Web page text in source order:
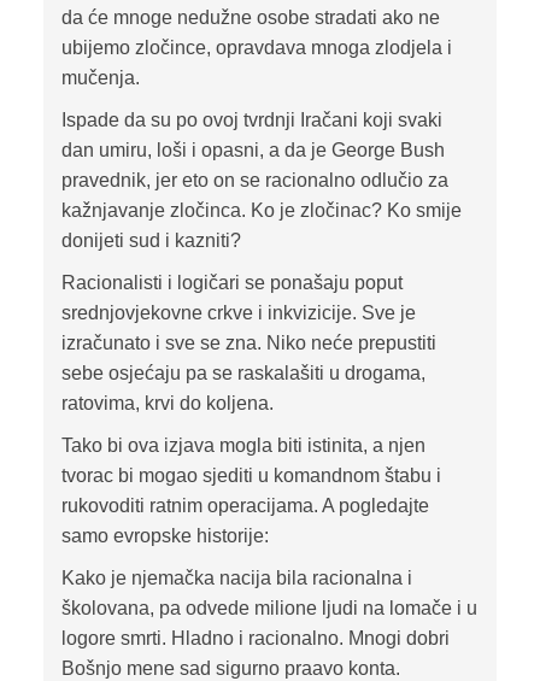
da će mnoge nedužne osobe stradati ako ne
ubijemo zločince, opravdava mnoga zlodjela i
mučenja.
Ispade da su po ovoj tvrdnji Iračani koji svaki
dan umiru, loši i opasni, a da je George Bush
pravednik, jer eto on se racionalno odlučio za
kažnjavanje zločinca. Ko je zločinac? Ko smije
donijeti sud i kazniti?
Racionalisti i logičari se ponašaju poput
srednjovjekovne crkve i inkvizicije. Sve je
izračunato i sve se zna. Niko neće prepustiti
sebe osjećaju pa se raskalašiti u drogama,
ratovima, krvi do koljena.
Tako bi ova izjava mogla biti istinita, a njen
tvorac bi mogao sjediti u komandnom štabu i
rukovoditi ratnim operacijama. A pogledajte
samo evropske historije:
Kako je njemačka nacija bila racionalna i
školovana, pa odvede milione ljudi na lomače i u
logore smrti. Hladno i racionalno. Mnogi dobri
Bošnjo mene sad sigurno praavo konta.